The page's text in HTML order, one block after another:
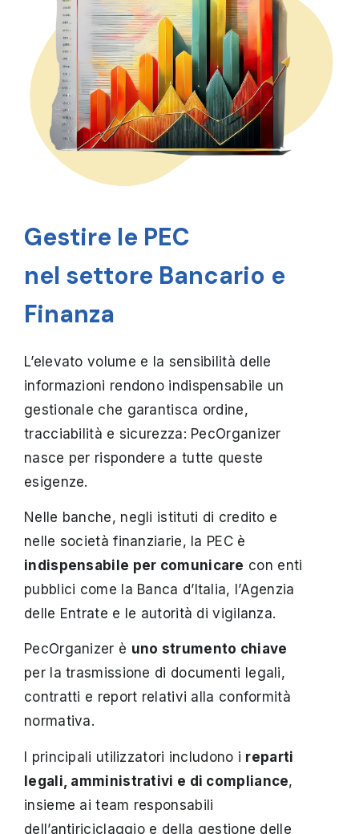
Gestire le PEC
nel settore Bancario e
Finanza
L’elevato volume e la sensibilità delle
informazioni rendono indispensabile un
gestionale che garantisca ordine,
tracciabilità e sicurezza: PecOrganizer
nasce per rispondere a tutte queste
esigenze.
Nelle banche, negli istituti di credito e
nelle società finanziarie, la PEC è
indispensabile per comunicare con enti
pubblici come la Banca d’Italia, l’Agenzia
delle Entrate e le autorità di vigilanza.
PecOrganizer è uno strumento chiave
per la trasmissione di documenti legali,
contratti e report relativi alla conformità
normativa.
I principali utilizzatori includono i reparti
legali, amministrativi e di compliance,
insieme ai team responsabili
dell’antiriciclaggio e della gestione delle